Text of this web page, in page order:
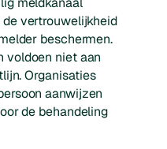
vertrouwelijkheid
beschermen.
voldoen niet aan
Organisaties
aanwijzen
de behandeling